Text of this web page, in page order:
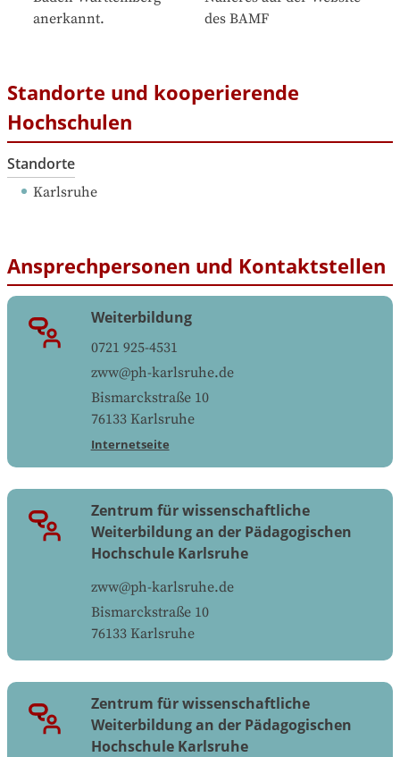
anerkannt.
des BAMF
Standorte und kooperierende
Hochschulen
Standorte
Karlsruhe
Ansprechpersonen und Kontaktstellen
Weiterbildung
0721 925-4531
zww@ph-karlsruhe.de
Bismarckstraße 10
76133 Karlsruhe
Internetseite
Zentrum für wissenschaftliche
Weiterbildung an der Pädagogischen
Hochschule Karlsruhe
zww@ph-karlsruhe.de
Bismarckstraße 10
76133 Karlsruhe
Zentrum für wissenschaftliche
Weiterbildung an der Pädagogischen
Hochschule Karlsruhe